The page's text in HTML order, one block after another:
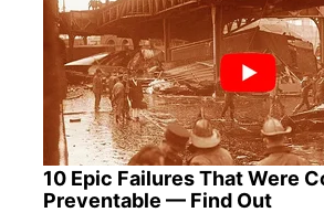
10 Epic Failures That Were
Preventable — Find Out